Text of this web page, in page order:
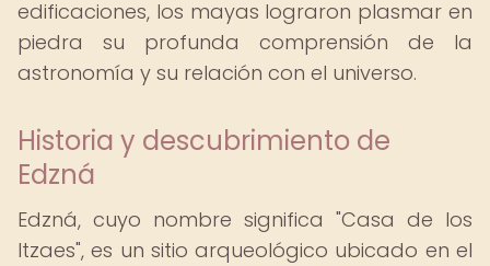
edificaciones, los mayas lograron plasmar en
piedra su profunda comprensión de la
astronomía y su relación con el universo.
Historia y descubrimiento de
Edzná
Edzná, cuyo nombre significa "Casa de los
Itzaes", es un sitio arqueológico ubicado en el